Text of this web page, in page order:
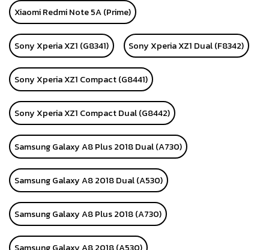
Xiaomi Redmi Note 5A (Prime)
Sony Xperia XZ1 (G8341) Sony Xperia XZ1 Dual (F8342)
Sony Xperia XZ1 Compact (G8441)
Sony Xperia XZ1 Compact Dual (G8442)
Samsung Galaxy A8 Plus 2018 Dual (A730)
Samsung Galaxy A8 2018 Dual (A530)
Samsung Galaxy A8 Plus 2018 (A730)